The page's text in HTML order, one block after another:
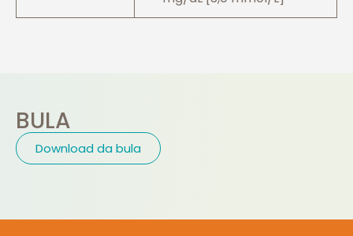
BULA
Download da bula